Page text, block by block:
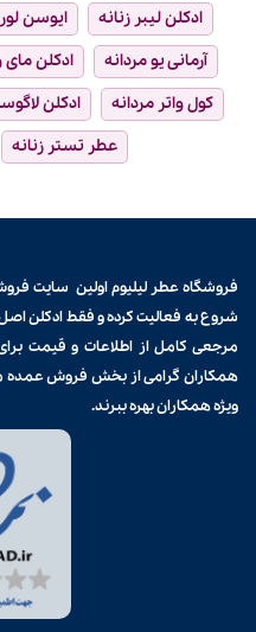
ادکلن لیبر زنانه
ایوسن
آرمانی یو مردانه
ادکلن
کول واتر مردانه
ادکلن
عطر تستر زنانه
فروشگاه عطر لیلیوم اولین سایت
شروع به فعالیت کرده و فقط ادکلن
مرجعی کامل از اطلاعات و قیمت
همکاران گرامی از بخش فروش عمده
ویژه همکاران بهره ببرند.